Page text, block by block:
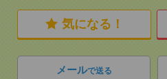
気になる！
メールで送る